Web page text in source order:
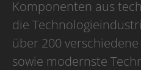
Komponenten aus
die
über 200
sowie modernste